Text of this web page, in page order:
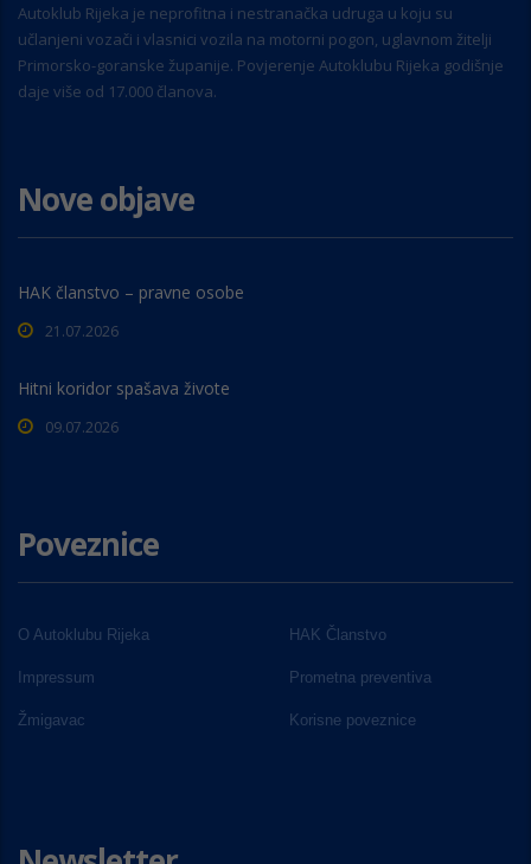
Autoklub Rijeka je neprofitna i nestranačka udruga u koju su
učlanjeni vozači i vlasnici vozila na motorni pogon, uglavnom žitelji
Primorsko-goranske županije. Povjerenje Autoklubu Rijeka godišnje
daje više od 17.000 članova.
Nove objave
HAK članstvo – pravne osobe
21.07.2026
Hitni koridor spašava živote
09.07.2026
Poveznice
O Autoklubu Rijeka HAK Članstvo
Impressum Prometna preventiva
Žmigavac Korisne poveznice